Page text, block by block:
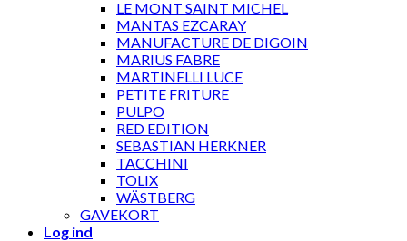
LE MONT SAINT MICHEL
MANTAS EZCARAY
MANUFACTURE DE DIGOIN
MARIUS FABRE
MARTINELLI LUCE
PETITE FRITURE
PULPO
RED EDITION
SEBASTIAN HERKNER
TACCHINI
TOLIX
WÄSTBERG
GAVEKORT
Log ind